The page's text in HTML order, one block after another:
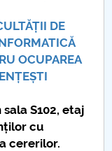
DE
OCUPAREA
sala S102, etaj
cu
cererilor.